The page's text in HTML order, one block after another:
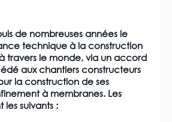
de nombreuses années le
technique à la construction
travers le monde, via un accord
aux chantiers constructeurs
la construction de ses
à membranes. Les
les suivants :